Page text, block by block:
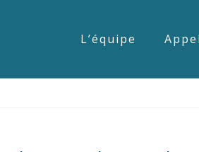
L’équipe